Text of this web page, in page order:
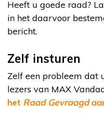
Heeft u goede raad?
in het daarvoor
bericht.
Zelf insturen
Zelf een probleem dat
lezers van MAX
het Raad Gevraagd